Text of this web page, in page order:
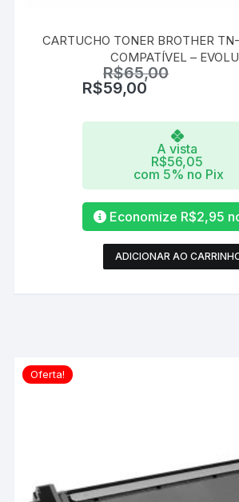
CARTUCHO TONER BROTHER
COMPATÍVEL –
R$65,00
R$59,00
A vista
R$56,05
com 5% no Pix
Economize R$2,95
ADICIONAR AO
Oferta!